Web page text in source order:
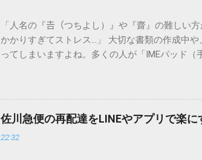
「人名の『𠮷（つちよし）』や『齋』の難しい
かかりすぎてストレス…」 大切な書類の作成中
ってしまいますよね。多くの人が「IMEパッド
ードを打ち込むだけで一瞬で旧字や外字、特殊
この方法をマスターすれば、もう難しい漢字の
が出てこないのか？ そもそも、なぜ普通の変換
認識する仕組みにあります。 日本のパソコンで
準」「第2水準」といった形で整理されています
佐川急便の再配達をLINEやアプリで楽
22:32